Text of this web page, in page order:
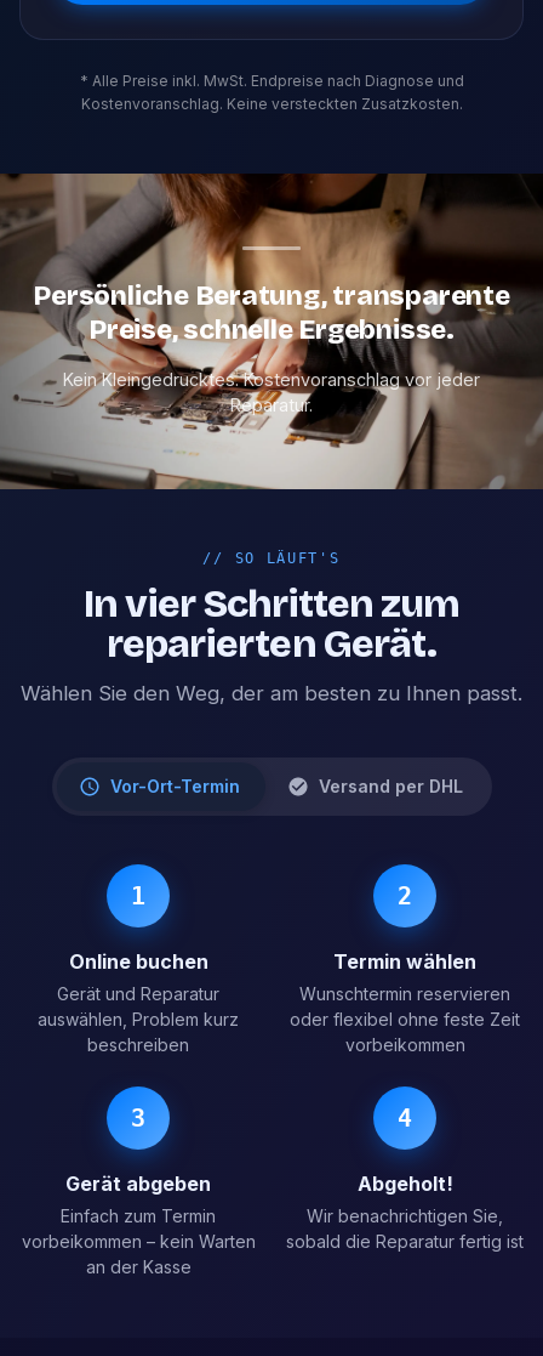
* Alle Preise inkl. MwSt. Endpreise nach Diagnose und
Kostenvoranschlag. Keine versteckten Zusatzkosten.
Persönliche Beratung, transparente
Preise, schnelle Ergebnisse.
Kein Kleingedrucktes. Kostenvoranschlag vor jeder
Reparatur.
// SO LÄUFT'S
In vier Schritten zum
reparierten Gerät.
Wählen Sie den Weg, der am besten zu Ihnen passt.
Vor-Ort-Termin Versand per DHL
1
Online buchen
Gerät und Reparatur
auswählen, Problem kurz
beschreiben
2
Termin wählen
Wunschtermin reservieren
oder flexibel ohne feste Zeit
vorbeikommen
3
Gerät abgeben
Einfach zum Termin
vorbeikommen – kein Warten
an der Kasse
4
Abgeholt!
Wir benachrichtigen Sie,
sobald die Reparatur fertig ist